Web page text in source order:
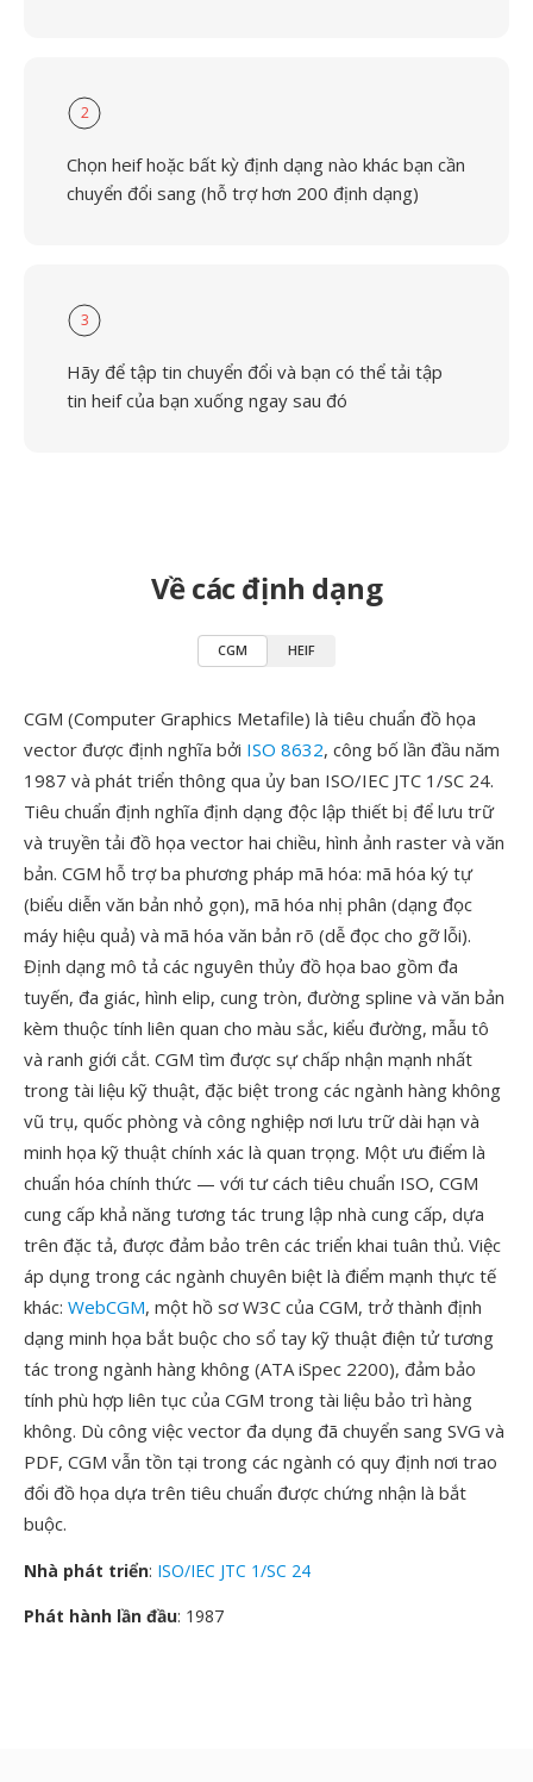
2
Chọn heif hoặc bất kỳ định dạng nào khác bạn cần
chuyển đổi sang (hỗ trợ hơn 200 định dạng)
3
Hãy để tập tin chuyển đổi và bạn có thể tải tập
tin heif của bạn xuống ngay sau đó
Về các định dạng
CGM HEIF
CGM (Computer Graphics Metafile) là tiêu chuẩn đồ họa
vector được định nghĩa bởi ISO 8632, công bố lần đầu năm
1987 và phát triển thông qua ủy ban ISO/IEC JTC 1/SC 24.
Tiêu chuẩn định nghĩa định dạng độc lập thiết bị để lưu trữ
và truyền tải đồ họa vector hai chiều, hình ảnh raster và văn
bản. CGM hỗ trợ ba phương pháp mã hóa: mã hóa ký tự
(biểu diễn văn bản nhỏ gọn), mã hóa nhị phân (dạng đọc
máy hiệu quả) và mã hóa văn bản rõ (dễ đọc cho gỡ lỗi).
Định dạng mô tả các nguyên thủy đồ họa bao gồm đa
tuyến, đa giác, hình elip, cung tròn, đường spline và văn bản
kèm thuộc tính liên quan cho màu sắc, kiểu đường, mẫu tô
và ranh giới cắt. CGM tìm được sự chấp nhận mạnh nhất
trong tài liệu kỹ thuật, đặc biệt trong các ngành hàng không
vũ trụ, quốc phòng và công nghiệp nơi lưu trữ dài hạn và
minh họa kỹ thuật chính xác là quan trọng. Một ưu điểm là
chuẩn hóa chính thức — với tư cách tiêu chuẩn ISO, CGM
cung cấp khả năng tương tác trung lập nhà cung cấp, dựa
trên đặc tả, được đảm bảo trên các triển khai tuân thủ. Việc
áp dụng trong các ngành chuyên biệt là điểm mạnh thực tế
khác: WebCGM, một hồ sơ W3C của CGM, trở thành định
dạng minh họa bắt buộc cho sổ tay kỹ thuật điện tử tương
tác trong ngành hàng không (ATA iSpec 2200), đảm bảo
tính phù hợp liên tục của CGM trong tài liệu bảo trì hàng
không. Dù công việc vector đa dụng đã chuyển sang SVG và
PDF, CGM vẫn tồn tại trong các ngành có quy định nơi trao
đổi đồ họa dựa trên tiêu chuẩn được chứng nhận là bắt
buộc.
Nhà phát triển: ISO/IEC JTC 1/SC 24
Phát hành lần đầu: 1987